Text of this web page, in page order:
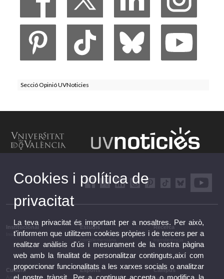
Secció Opinió UVNoticies
Institucional
Institucional
Estudis
Estudis i formació
Recerca
Recerca, innovació i
Cultura
Arts escèniques
Esports
Esports
Campus
Campus
Cookies i política de
privacitat
La teva privacitat és important per a nosaltres. Per això,
t'informem que utilitzem cookies pròpies i de tercers per a
realitzar anàlisis d'ús i mesurament de la nostra pàgina
web amb la finalitat de personalitzar continguts,així com
proporcionar funcionalitats a les xarxes socials o analitzar